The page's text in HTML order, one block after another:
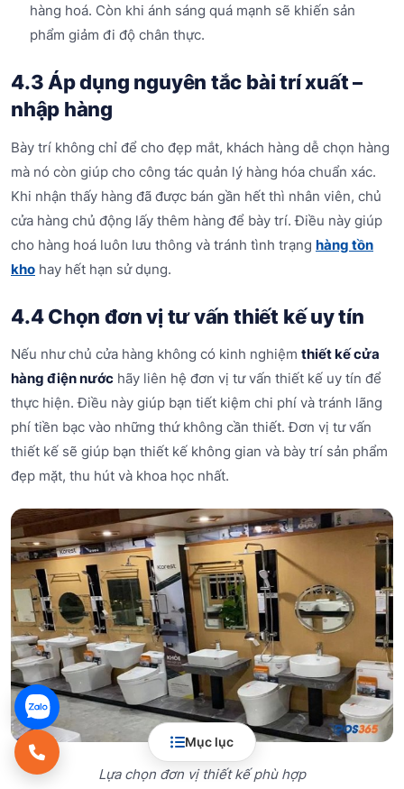
hàng hoá. Còn khi ánh sáng quá mạnh sẽ khiến sản
phẩm giảm đi độ chân thực.
4.3 Áp dụng nguyên tắc bài trí xuất –
nhập hàng
Bày trí không chỉ để cho đẹp mắt, khách hàng dễ chọn hàng
mà nó còn giúp cho công tác quản lý hàng hóa chuẩn xác.
Khi nhận thấy hàng đã được bán gần hết thì nhân viên, chủ
cửa hàng chủ động lấy thêm hàng để bày trí. Điều này giúp
cho hàng hoá luôn lưu thông và tránh tình trạng hàng tồn
kho hay hết hạn sử dụng.
4.4 Chọn đơn vị tư vấn thiết kế uy tín
Nếu như chủ cửa hàng không có kinh nghiệm thiết kế cửa
hàng điện nước hãy liên hệ đơn vị tư vấn thiết kế uy tín để
thực hiện. Điều này giúp bạn tiết kiệm chi phí và tránh lãng
phí tiền bạc vào những thứ không cần thiết. Đơn vị tư vấn
thiết kế sẽ giúp bạn thiết kế không gian và bày trí sản phẩm
đẹp mặt, thu hút và khoa học nhất.
Lựa chọn đơn vị thiết kế phù hợp
Mục lục